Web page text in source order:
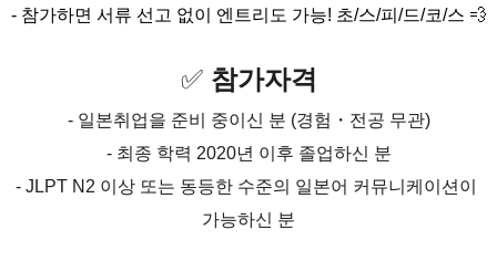
- 참가하면 서류 선고 없이 엔트리도 가능! 초/스/피/드/코/스 💨
✅ 참가자격
- 일본취업을 준비 중이신 분 (경험・전공 무관)
- 최종 학력 2020년 이후 졸업하신 분
- JLPT N2 이상 또는 동등한 수준의 일본어 커뮤니케이션이
가능하신 분